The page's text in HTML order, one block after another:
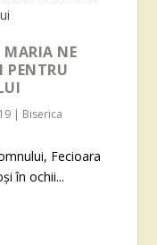
MARIA NE
PENTRU
| Biserica
Fecioara
în ochii...